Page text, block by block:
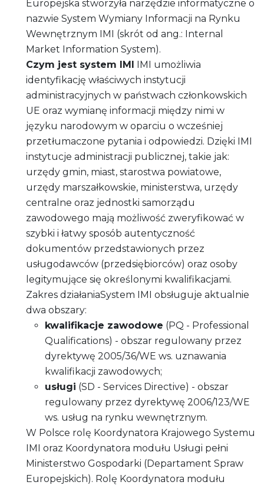
Europejska stworzyła narzędzie informatyczne o
nazwie System Wymiany Informacji na Rynku
Wewnętrznym IMI (skrót od ang.: Internal
Market Information System).
Czym jest system IMI IMI umożliwia
identyfikację właściwych instytucji
administracyjnych w państwach członkowskich
UE oraz wymianę informacji między nimi w
języku narodowym w oparciu o wcześniej
przetłumaczone pytania i odpowiedzi. Dzięki IMI
instytucje administracji publicznej, takie jak:
urzędy gmin, miast, starostwa powiatowe,
urzędy marszałkowskie, ministerstwa, urzędy
centralne oraz jednostki samorządu
zawodowego mają możliwość zweryfikować w
szybki i łatwy sposób autentyczność
dokumentów przedstawionych przez
usługodawców (przedsiębiorców) oraz osoby
legitymujące się określonymi kwalifikacjami.
Zakres działaniaSystem IMI obsługuje aktualnie
dwa obszary:
kwalifikacje zawodowe (PQ - Professional
Qualifications) - obszar regulowany przez
dyrektywę 2005/36/WE ws. uznawania
kwalifikacji zawodowych;
usługi (SD - Services Directive) - obszar
regulowany przez dyrektywę 2006/123/WE
ws. usług na rynku wewnętrznym.
W Polsce rolę Koordynatora Krajowego Systemu
IMI oraz Koordynatora modułu Usługi pełni
Ministerstwo Gospodarki (Departament Spraw
Europejskich). Rolę Koordynatora modułu